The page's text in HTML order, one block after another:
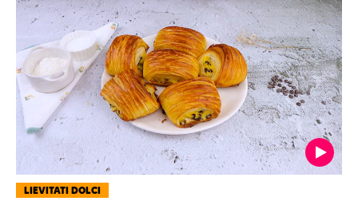
LIEVITATI DOLCI